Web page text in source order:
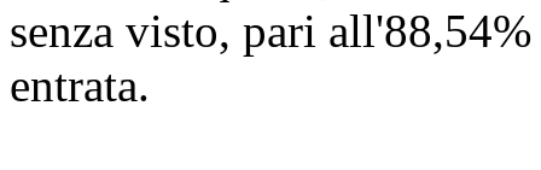
senza visto, pari
entrata.